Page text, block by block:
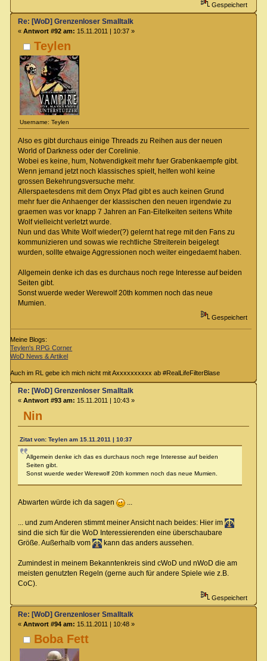
Gespeichert
Teylen
Username: Teylen
Re: [WoD] Grenzenloser Smalltalk
« Antwort #92 am: 15.11.2011 | 10:37 »
Also es gibt durchaus einige Threads zu Reihen aus der neuen
World of Darkness oder der Corelinie.
Wobei es keine, hum, Notwendigkeit mehr fuer Grabenkaempfe gibt.
Wenn jemand jetzt noch klassisches spielt, helfen wohl keine
grossen Bekehrungsversuche mehr.
Allerspaetesdens mit dem Onyx Pfad gibt es auch keinen Grund
mehr fuer die Anhaenger der klassischen den neuen irgendwie zu
graemen was vor knapp 7 Jahren an Fan-Eitelkeiten seitens White
Wolf vielleicht verletzt wurde.
Nun und das White Wolf wieder(?) gelernt hat rege mit den Fans zu
kommunizieren und sowas wie rechtliche Streiterein beigelegt
wurden, sollte etwaige Aggressionen noch weiter eingedaemt haben.
Allgemein denke ich das es durchaus noch rege Interesse auf beiden
Seiten gibt.
Sonst wuerde weder Werewolf 20th kommen noch das neue
Mumien.
Gespeichert
Meine Blogs:
Teylen's RPG Corner
WoD News & Artikel
Auch im RL gebe ich mich nicht mit Axxxxxxxxxx ab #RealLifeFilterBlase
Nin
Re: [WoD] Grenzenloser Smalltalk
« Antwort #93 am: 15.11.2011 | 10:43 »
Zitat von: Teylen am 15.11.2011 | 10:37
Allgemein denke ich das es durchaus noch rege Interesse auf beiden
Seiten gibt.
Sonst wuerde weder Werewolf 20th kommen noch das neue Mumien.
Abwarten würde ich da sagen ...
... und zum Anderen stimmt meiner Ansicht nach beides: Hier im
sind die sich für die WoD Interessierenden eine überschaubare
Größe. Außerhalb vom
kann das anders aussehen.
Zumindest in meinem Bekanntenkreis sind cWoD und nWoD die am
meisten genutzten Regeln (gerne auch für andere Spiele wie z.B.
CoC).
Gespeichert
Boba Fett
Re: [WoD] Grenzenloser Smalltalk
« Antwort #94 am: 15.11.2011 | 10:48 »